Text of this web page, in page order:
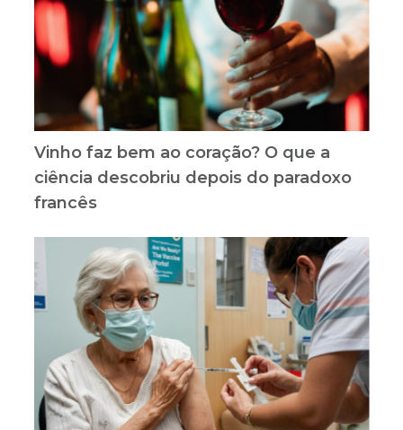
Vinho faz bem ao coração? O que a
ciência descobriu depois do paradoxo
francês